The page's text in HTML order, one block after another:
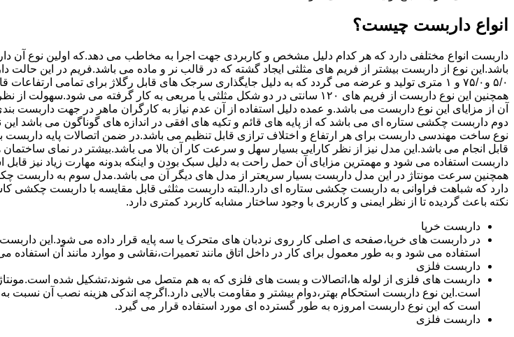
انواع داربست چیست؟
داربست انواع مختلفی دارد که هر کدام دلیل مشخص و کاربردی جهت اجرا به مخاطب می دهد.که اولین نوع آن
باشد.این نوع از داربست بیشتر از فریم های مثلثی ایجاد گشته که در قالب نر و ماده می باشد.فریم در این حالت
۵/۰ و۷۵/۰ و ۱ متری تولید و عرضه می گردد که به دلیل جایگذاری سرجک های قابل رگلاژ برای تمامی
همچنین این نوع داربست از فریم های ۱۲۰ سانتی در دو شکل مثلثی یا مربعی به کار گرفته می
آن از مزایای این نوع داربست می باشد.و عمده دلیل استفاده از آن عدم نیاز به کارگران ماهر در جهت داربست
دوم داربست چکشی ستاره ای می باشد که از پایه های قائم و تکیه های افقی در اندازه های گوناگون می باشد این
نوع ساخت مهندسی داربست برای هر ارتفاع و اختلاف ترازی قابل تنظیم می باشد.در ضمن اتصالات پایه
قابل انجام می باشد.این مدل نیز از نظر کارایی بسیار سهل و سرعت کار آن بالا می باشد.بیشتر در نمای ساختمان
داربست استفاده می شود و مهمترین مزایای آن حمل راحت به دلیل سبک بودن و اینکه بدونه مهارت زیاد نیز قابل
همچنین سرعت مونتاژ در این مدل داربست بسیار سریعتر از مدل های دیگر آن می باشد.مدل سوم به داربست
دارد که شباهت فراوانی به داربست چکشی ستاره ای دارد.البته داربست مثلثی قابل مقایسه با داربست چکشی
نکته باعث گردیده تا از نظر ایمنی و کاربری با وجود ساختار مشابه کاربرد کمتری دارد.
داربست خرپا
استفاده می شود و به طور معمول برای کار در داخل اتاق مانند تعمیرات،نقاشی و موارد مانند آن استفاده
داربست فلزی
داربست های فلزی از لوله ها،اتصالات و بست های فلزی که به هم متصل می شوند،تشکیل شده
است.این نوع داربست استحکام بهتر،دوام بیشتر و مقاومت بالایی دارد.اگرچه اندکی هزینه نصب آن نسبت
است که این نوع داربست امروزه به طور گسترده ای مورد استفاده قرار می گیرد.
داربست فلزی